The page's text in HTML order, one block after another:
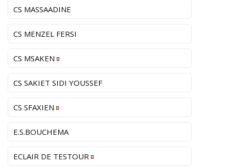
CS MASSAADINE
CS MENZEL FERSI
CS MSAKEN
CS SAKIET SIDI YOUSSEF
CS SFAXIEN
E.S.BOUCHEMA
ECLAIR DE TESTOUR